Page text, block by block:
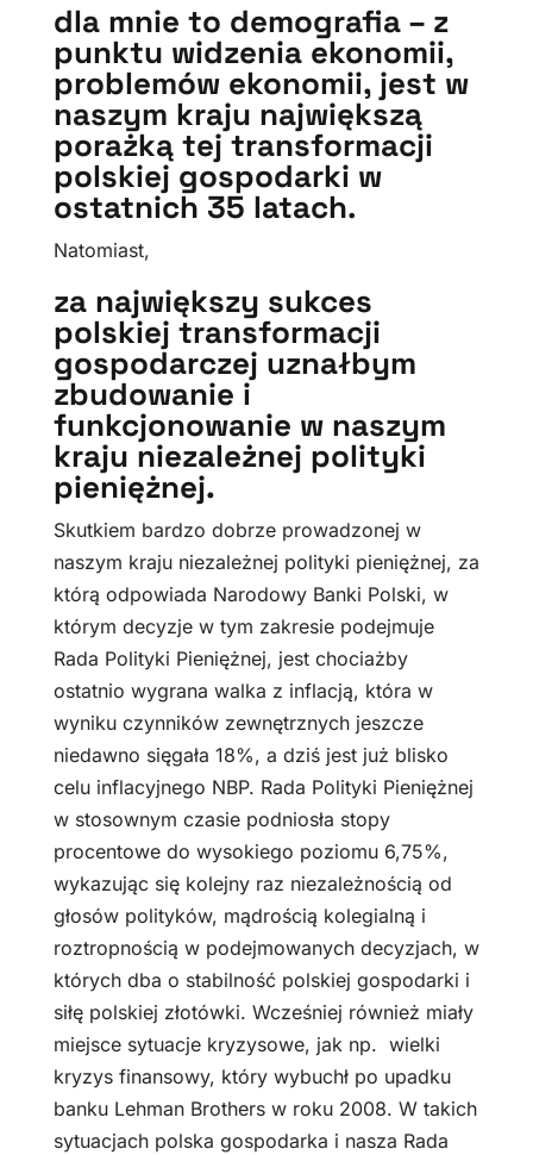
dla mnie to demografia – z
punktu widzenia ekonomii,
problemów ekonomii, jest w
naszym kraju największą
porażką tej transformacji
polskiej gospodarki w
ostatnich 35 latach.
Natomiast,
za największy sukces
polskiej transformacji
gospodarczej uznałbym
zbudowanie i
funkcjonowanie w naszym
kraju niezależnej polityki
pieniężnej.
Skutkiem bardzo dobrze prowadzonej w
naszym kraju niezależnej polityki pieniężnej, za
którą odpowiada Narodowy Banki Polski, w
którym decyzje w tym zakresie podejmuje
Rada Polityki Pieniężnej, jest chociażby
ostatnio wygrana walka z inflacją, która w
wyniku czynników zewnętrznych jeszcze
niedawno sięgała 18%, a dziś jest już blisko
celu inflacyjnego NBP. Rada Polityki Pieniężnej
w stosownym czasie podniosła stopy
procentowe do wysokiego poziomu 6,75%,
wykazując się kolejny raz niezależnością od
głosów polityków, mądrością kolegialną i
roztropnością w podejmowanych decyzjach, w
których dba o stabilność polskiej gospodarki i
siłę polskiej złotówki. Wcześniej również miały
miejsce sytuacje kryzysowe, jak np. wielki
kryzys finansowy, który wybuchł po upadku
banku Lehman Brothers w roku 2008. W takich
sytuacjach polska gospodarka i nasza Rada